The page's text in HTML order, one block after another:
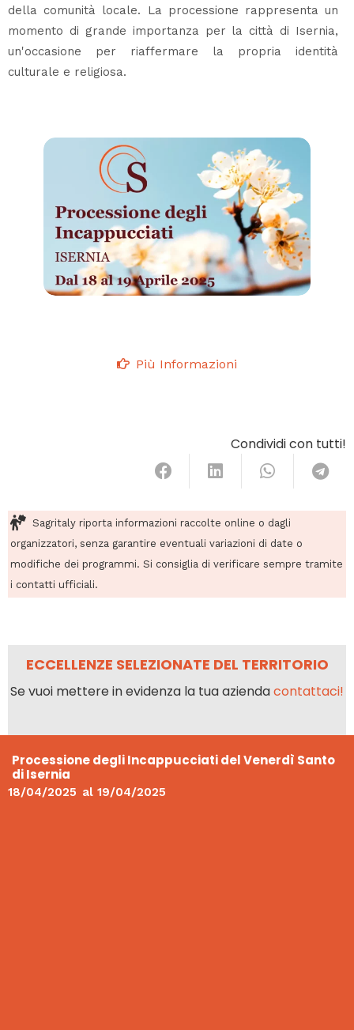
della comunità locale. La processione rappresenta un
momento di grande importanza per la città di Isernia,
un'occasione per riaffermare la propria identità
culturale e religiosa.
Più Informazioni
Condividi con tutti!
Sagritaly riporta informazioni raccolte online o dagli
organizzatori, senza garantire eventuali variazioni di date o
modifiche dei programmi. Si consiglia di verificare sempre tramite
i contatti ufficiali.
ECCELLENZE SELEZIONATE DEL TERRITORIO
Se vuoi mettere in evidenza la tua aziendacontattaci!
Processione degli Incappucciati del Venerdì Santo
di Isernia
18/04/2025 al 19/04/2025